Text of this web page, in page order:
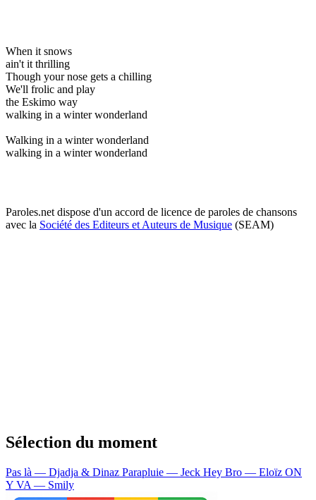
When it snows
ain't it thrilling
Though your nose gets a chilling
We'll frolic and play
the Eskimo way
walking in a winter wonderland
Walking in a winter wonderland
walking in a winter wonderland
Paroles.net dispose d'un accord de licence de paroles de chansons
avec la Société des Editeurs et Auteurs de Musique (SEAM)
Sélection du moment
Pas là — Djadja & Dinaz Parapluie — Jeck Hey Bro — Eloïz ON
Y VA — Smily